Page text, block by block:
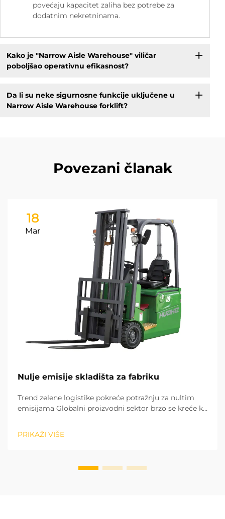
povećaju kapacitet zaliha bez potrebe za
dodatnim nekretninama.
Kako je "Narrow Aisle Warehouse" viličar
poboljšao operativnu efikasnost?
Da li su neke sigurnosne funkcije uključene u
Narrow Aisle Warehouse forklift?
Povezani članak
18
Mar
Nulje emisije skladišta za fabriku
Trend zelene logistike pokreće potražnju za nultim
emisijama Globalni proizvodni sektor brzo se kreće ka
logistički procesi u fabrikama su ključni za postizanje
ugljen-neutralnosti. Opera...
PRIKAŽI VIŠE